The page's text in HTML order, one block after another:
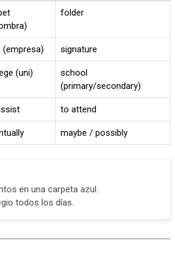
folder
(empresa) signature
(uni)
school
(primary/secondary)
to attend
maybe / possibly
en una carpeta azul.
todos los días.